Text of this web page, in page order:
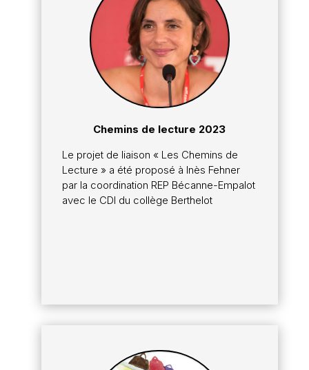
Chemins de lecture 2023
Le projet de liaison « Les Chemins de
Lecture » a été proposé à Inès Fehner
par la coordination REP Bécanne-Empalot
avec le CDI du collège Berthelot